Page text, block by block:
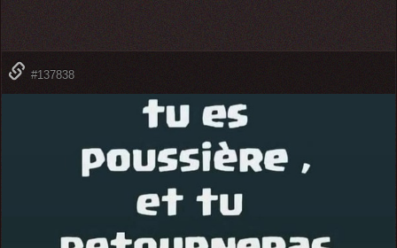
#137838